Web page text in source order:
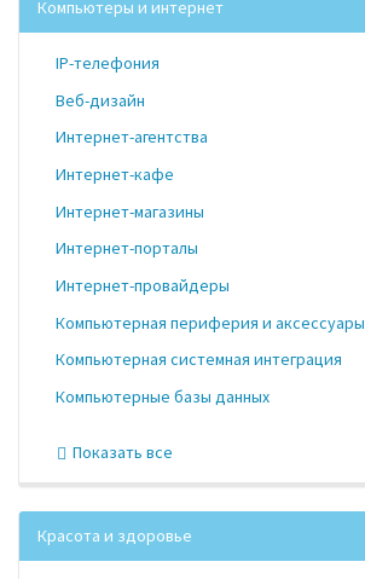
Компьютеры и интернет
IP-телефония
Веб-дизайн
Интернет-агентства
Интернет-кафе
Интернет-магазины
Интернет-порталы
Интернет-провайдеры
Компьютерная периферия и аксессуары
Компьютерная системная интеграция
Компьютерные базы данных
Показать все
Красота и здоровье